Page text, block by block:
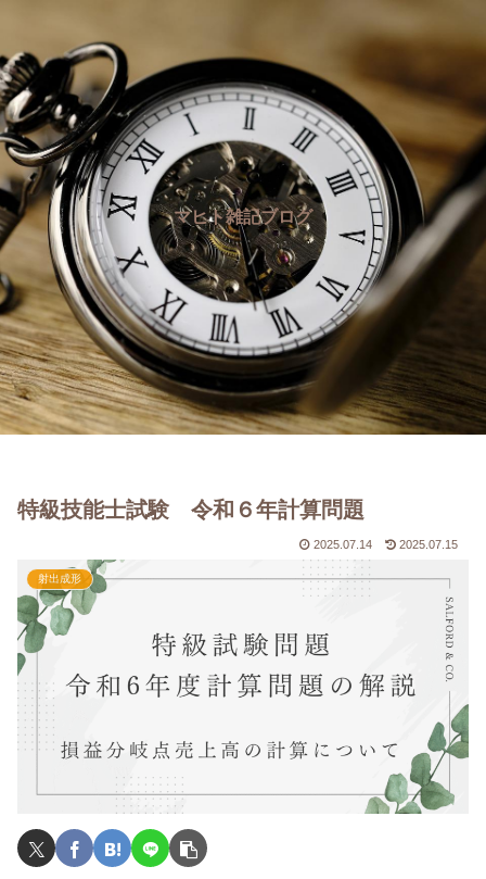
マヒト雑記ブログ
特級技能士試験 令和６年計算問題
2025.07.14 2025.07.15
射出成形